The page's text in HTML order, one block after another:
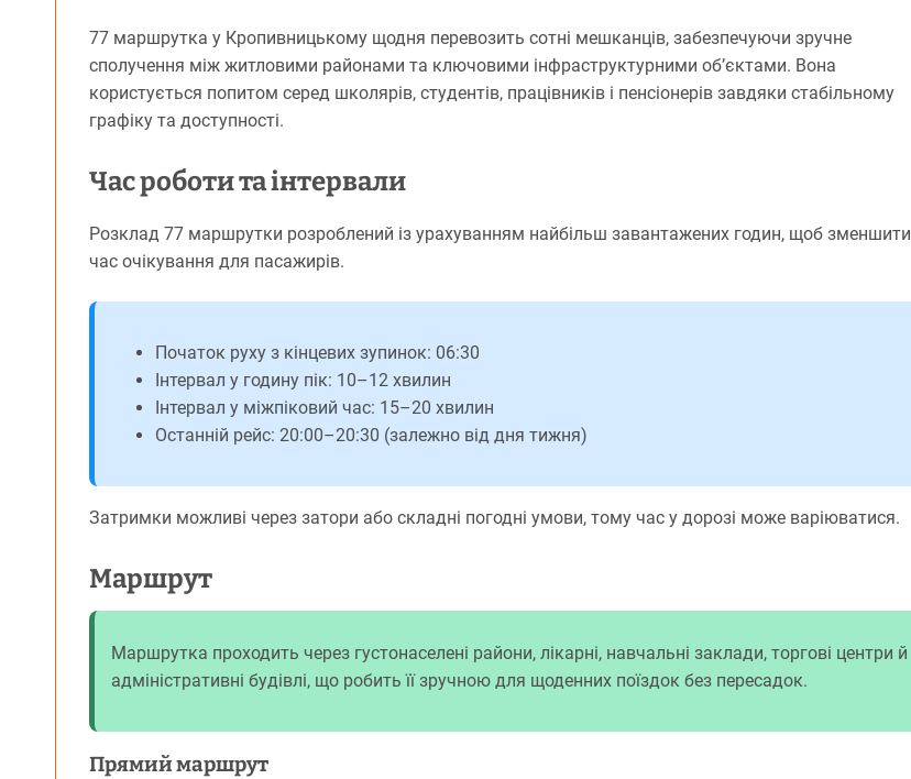
77 маршрутка у Кропивницькому щодня перевозить сотні мешканців, забезпечуючи зручне
сполучення між житловими районами та ключовими інфраструктурними об’єктами. Вона
користується попитом серед школярів, студентів, працівників і пенсіонерів завдяки стабільному
графіку та доступності.
Час роботи та інтервали
Розклад 77 маршрутки розроблений із урахуванням найбільш завантажених годин, щоб зменшити
час очікування для пасажирів.
Початок руху з кінцевих зупинок: 06:30
Інтервал у годину пік: 10–12 хвилин
Інтервал у міжпіковий час: 15–20 хвилин
Останній рейс: 20:00–20:30 (залежно від дня тижня)
Затримки можливі через затори або складні погодні умови, тому час у дорозі може варіюватися.
Маршрут
Маршрутка проходить через густонаселені райони, лікарні, навчальні заклади, торгові центри й
адміністративні будівлі, що робить її зручною для щоденних поїздок без пересадок.
Прямий маршрут